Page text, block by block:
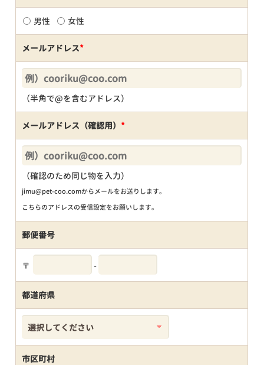
男性 女性
メールアドレス*
（半角で@を含むアドレス）
メールアドレス（確認用） *
（確認のため同じ物を入力）
jimu@pet-coo.comからメールをお送りします。
こちらのアドレスの受信設定をお願いします。
郵便番号
〒 -
都道府県
市区町村